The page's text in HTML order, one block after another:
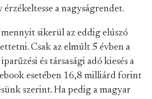
a nagyságrendet.
sikerül az eddig elúszó
Csak az elmúlt 5 évben a
és társasági adó kiesés a
esetében 16,8 milliárd forint
szerint. Ha pedig a magyar